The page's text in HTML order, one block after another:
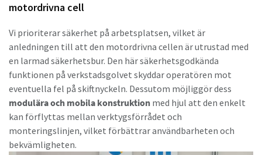
motordrivna cell
Vi prioriterar säkerhet på arbetsplatsen, vilket är
anledningen till att den motordrivna cellen är utrustad med
en larmad säkerhetsbur. Den här säkerhetsgodkända
funktionen på verkstadsgolvet skyddar operatören mot
eventuella fel på skiftnyckeln. Dessutom möjliggör dess
modulära och mobila konstruktion med hjul att den enkelt
kan förflyttas mellan verktygsförrådet och
monteringslinjen, vilket förbättrar användbarheten och
bekvämligheten.